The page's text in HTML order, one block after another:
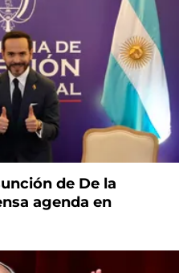
de De la
agenda en